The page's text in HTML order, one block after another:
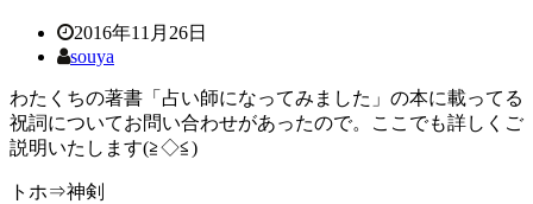
2016年11月26日
souya
わたくちの著書「占い師になってみました」の本に載ってる
祝詞についてお問い合わせがあったので。ここでも詳しくご
説明いたします(≧◇≦)
トホ⇒神剣